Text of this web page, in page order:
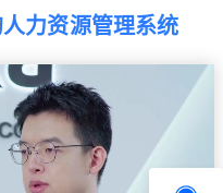
力资源管理系统